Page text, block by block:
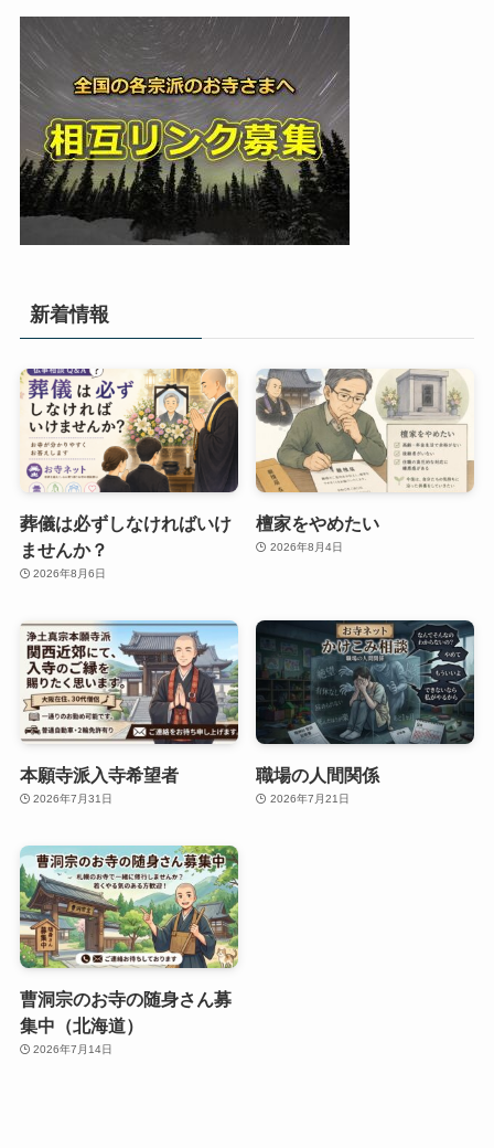
新着情報
葬儀は必ずしなければいけ
ませんか？
2026年8月6日
檀家をやめたい
2026年8月4日
本願寺派入寺希望者
2026年7月31日
職場の人間関係
2026年7月21日
曹洞宗のお寺の随身さん募
集中（北海道）
2026年7月14日